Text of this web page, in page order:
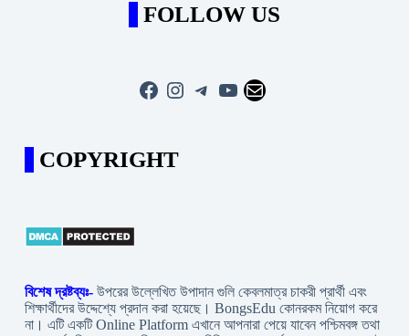
FOLLOW US
Facebook
Instagram
Telegram
YouTube
Mail
COPYRIGHT
বিশেষ দ্রষ্টব্যঃ- উপরের উল্লেখিত উপাদান গুলি কেবলমাত্র চাকরী প্রার্থী এবং
শিক্ষার্থীদের উদ্দেশ্যে প্রদান করা হয়েছে। BongsEdu কোনরকম নিয়োগ করে
না। এটি একটি Online Platform এখানে আপনারা পেয়ে যাবেন পশ্চিমবঙ্গ তথা